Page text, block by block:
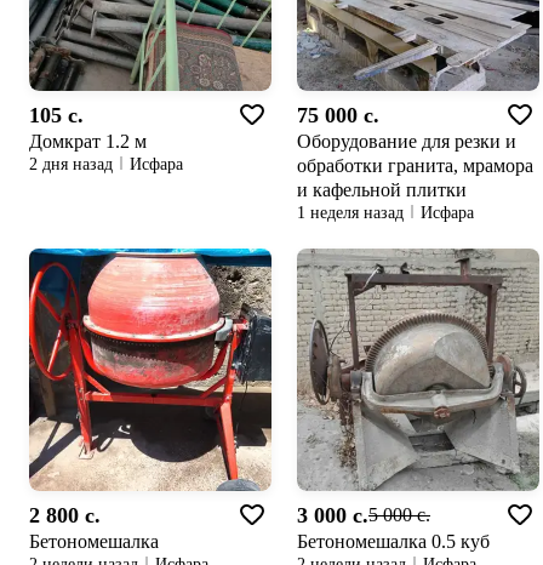
105 c.
Домкрат 1.2 м
2 дня назад Исфара
75 000 c.
Оборудование для резки и
обработки гранита, мрамора
и кафельной плитки
1 неделя назад Исфара
2 800 c.
Бетономешалка
3 000 c.5 000 c.
Бетономешалка 0.5 куб